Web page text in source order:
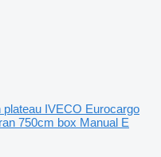
plateau IVECO Eurocargo
750cm box Manual E